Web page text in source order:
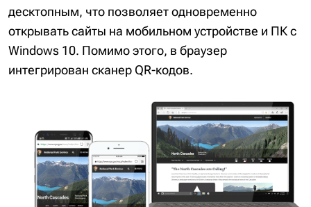
десктопным, что позволяет одновременно
открывать сайты на мобильном устройстве и ПК с
Windows 10. Помимо этого, в браузер
интегрирован сканер QR-кодов.